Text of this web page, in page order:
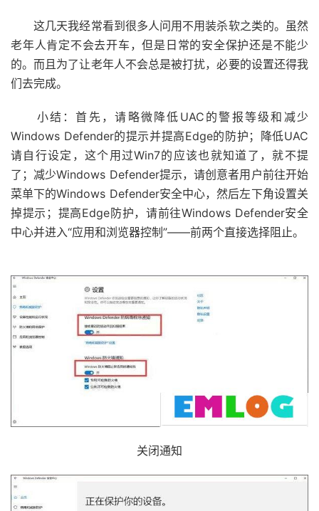
这几天我经常看到很多人问用不用装杀软之类的。虽然
老年人肯定不会去开车，但是日常的安全保护还是不能少
的。而且为了让老年人不会总是被打扰，必要的设置还得我
们去完成。
小结：首先，请略微降低UAC的警报等级和减少
Windows Defender的提示并提高Edge的防护；降低UAC
请自行设定，这个用过Win7的应该也就知道了，就不提
了；减少Windows Defender提示，请创意者用户前往开始
菜单下的Windows Defender安全中心，然后左下角设置关
掉提示；提高Edge防护，请前往Windows Defender安全
中心并进入“应用和浏览器控制”——前两个直接选择阻止。
关闭通知